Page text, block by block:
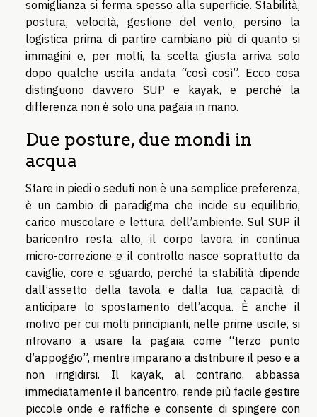
somiglianza si ferma spesso alla superficie. Stabilità,
postura, velocità, gestione del vento, persino la
logistica prima di partire cambiano più di quanto si
immagini e, per molti, la scelta giusta arriva solo
dopo qualche uscita andata “così così”. Ecco cosa
distinguono davvero SUP e kayak, e perché la
differenza non è solo una pagaia in mano.
Due posture, due mondi in
acqua
Stare in piedi o seduti non è una semplice preferenza,
è un cambio di paradigma che incide su equilibrio,
carico muscolare e lettura dell’ambiente. Sul SUP il
baricentro resta alto, il corpo lavora in continua
micro-correzione e il controllo nasce soprattutto da
caviglie, core e sguardo, perché la stabilità dipende
dall’assetto della tavola e dalla tua capacità di
anticipare lo spostamento dell’acqua. È anche il
motivo per cui molti principianti, nelle prime uscite, si
ritrovano a usare la pagaia come “terzo punto
d’appoggio”, mentre imparano a distribuire il peso e a
non irrigidirsi. Il kayak, al contrario, abbassa
immediatamente il baricentro, rende più facile gestire
piccole onde e raffiche e consente di spingere con